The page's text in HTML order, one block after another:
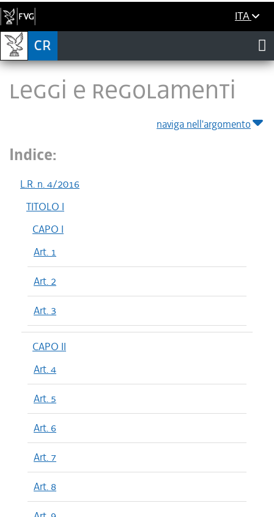
ITA
LEGGI E REGOLAMENTI
naviga nell'argomento
Indice:
L.R. n. 4/2016
TITOLO I
CAPO I
Art. 1
Art. 2
Art. 3
CAPO II
Art. 4
Art. 5
Art. 6
Art. 7
Art. 8